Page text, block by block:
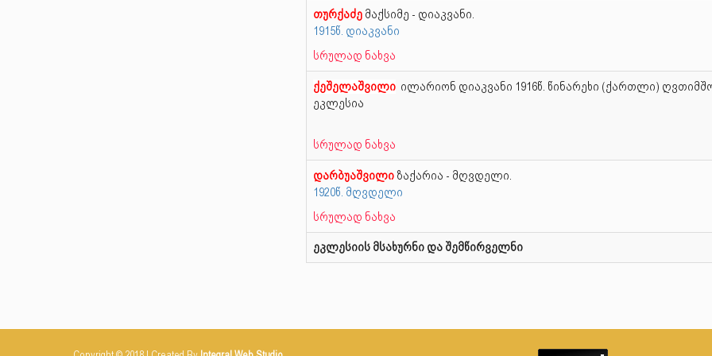
თურქაძემაქსიმე - დიაკვანი.
1915წ. დიაკვანი
სრულად ნახვა
ქეშელაშვილი ილარიონ დიაკვანი 1916წ. წინარეხი (ქართლი)
ეკლესია
სრულად ნახვა
დარბუაშვილიზაქარია - მღვდელი.
1920წ. მღვდელი
სრულად ნახვა
ეკლესიის მსახურნი და შემწირველნი